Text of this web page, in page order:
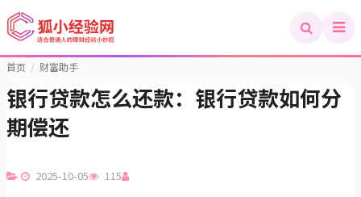
首页 / 财富助手
银行贷款怎么还款：银行贷款如何分
期偿还
2025-10-05 115